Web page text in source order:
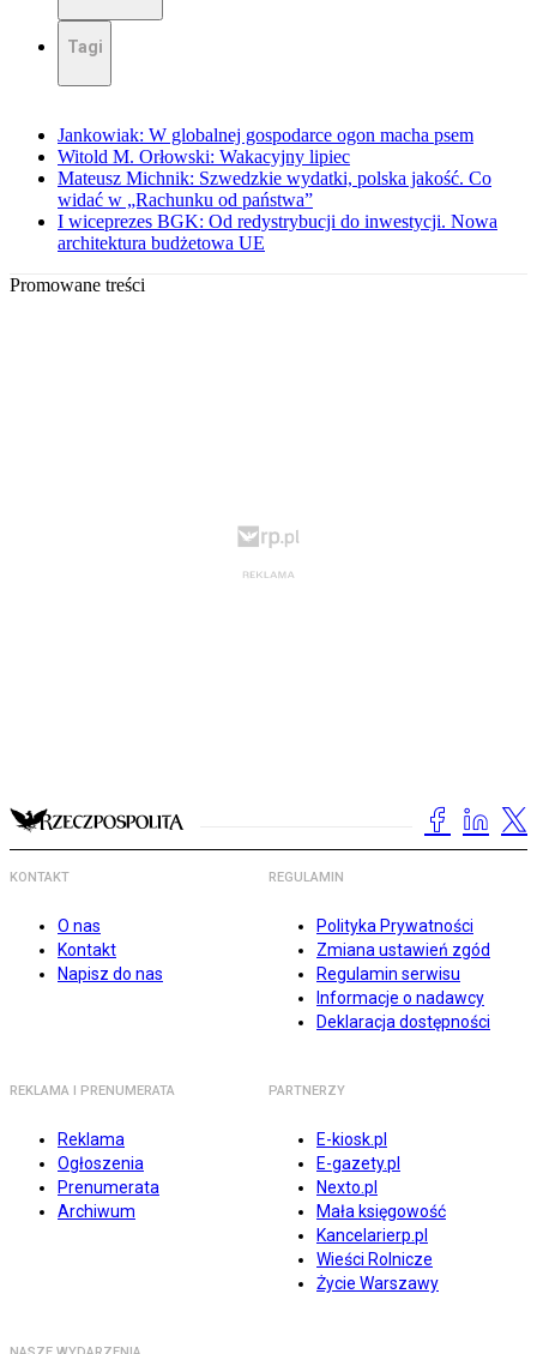
Tagi
Jankowiak: W globalnej gospodarce ogon macha psem
Witold M. Orłowski: Wakacyjny lipiec
Mateusz Michnik: Szwedzkie wydatki, polska jakość. Co
widać w „Rachunku od państwa”
I wiceprezes BGK: Od redystrybucji do inwestycji. Nowa
architektura budżetowa UE
Promowane treści
KONTAKT
O nas
Kontakt
Napisz do nas
REGULAMIN
Polityka Prywatności
Zmiana ustawień zgód
Regulamin serwisu
Informacje o nadawcy
Deklaracja dostępności
REKLAMA I PRENUMERATA
Reklama
Ogłoszenia
Prenumerata
Archiwum
PARTNERZY
E-kiosk.pl
E-gazety.pl
Nexto.pl
Mała księgowość
Kancelarierp.pl
Wieści Rolnicze
Życie Warszawy